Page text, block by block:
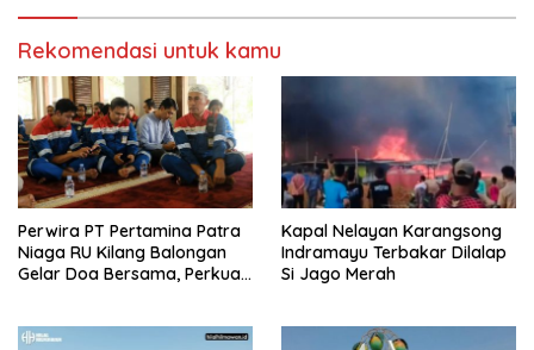
Rekomendasi untuk kamu
Perwira PT Pertamina Patra
Niaga RU Kilang Balongan
Gelar Doa Bersama, Perkuat
Kapal Nelayan Karangsong
Indramayu Terbakar Dilalap
Si Jago Merah